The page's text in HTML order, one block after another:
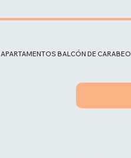
APARTAMENTOS BALCÓN DE CARABEO